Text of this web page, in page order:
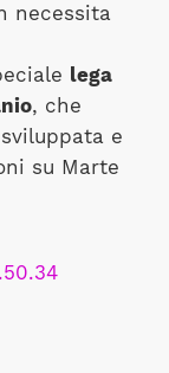
necessita
lega
, che
e
su Marte